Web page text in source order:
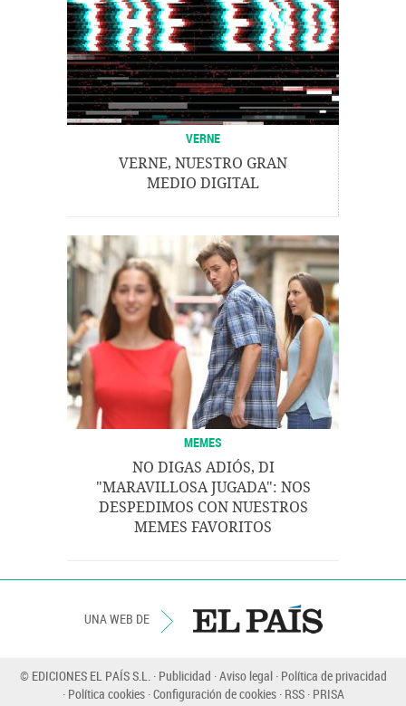
VERNE
VERNE, NUESTRO GRAN
MEDIO DIGITAL
MEMES
NO DIGAS ADIÓS, DI
"MARAVILLOSA JUGADA": NOS
DESPEDIMOS CON NUESTROS
MEMES FAVORITOS
UNA WEB DE
© EDICIONES EL PAÍS S.L. Publicidad Aviso legal Política de privacidad
Política cookies Configuración de cookies RSS PRISA